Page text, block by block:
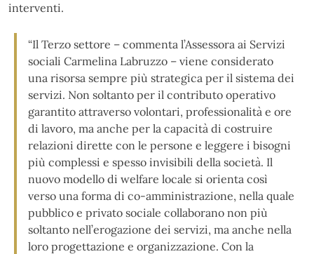
interventi.
“Il Terzo settore – commenta l’Assessora ai Servizi
sociali Carmelina Labruzzo – viene considerato
una risorsa sempre più strategica per il sistema dei
servizi. Non soltanto per il contributo operativo
garantito attraverso volontari, professionalità e ore
di lavoro, ma anche per la capacità di costruire
relazioni dirette con le persone e leggere i bisogni
più complessi e spesso invisibili della società. Il
nuovo modello di welfare locale si orienta così
verso una forma di co-amministrazione, nella quale
pubblico e privato sociale collaborano non più
soltanto nell’erogazione dei servizi, ma anche nella
loro progettazione e organizzazione. Con la